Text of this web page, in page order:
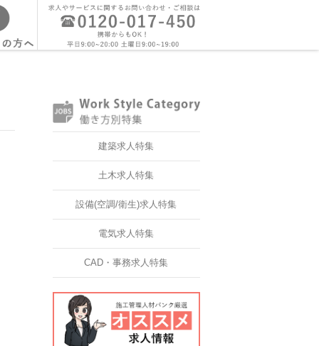
建築求人特集
土木求人特集
設備(空調/衛生)求人特集
電気求人特集
CAD・事務求人特集